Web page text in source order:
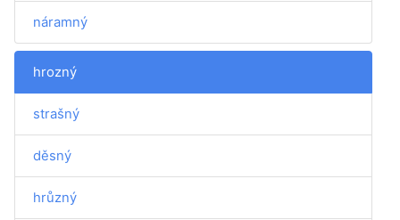
náramný
hrozný
strašný
děsný
hrůzný